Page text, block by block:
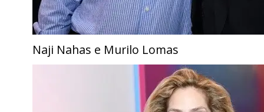
Naji Nahas e Murilo Lomas